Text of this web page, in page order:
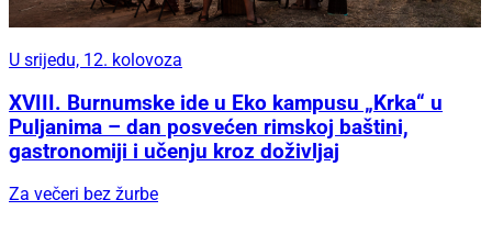
U srijedu, 12. kolovoza
XVIII. Burnumske ide u Eko kampusu „Krka“ u
Puljanima – dan posvećen rimskoj baštini,
gastronomiji i učenju kroz doživljaj
Za večeri bez žurbe